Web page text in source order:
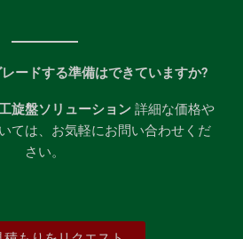
ードする準備はできていますか?
旋盤ソリューション 詳細な価格や
ては、お気軽にお問い合わせくだ
さい。